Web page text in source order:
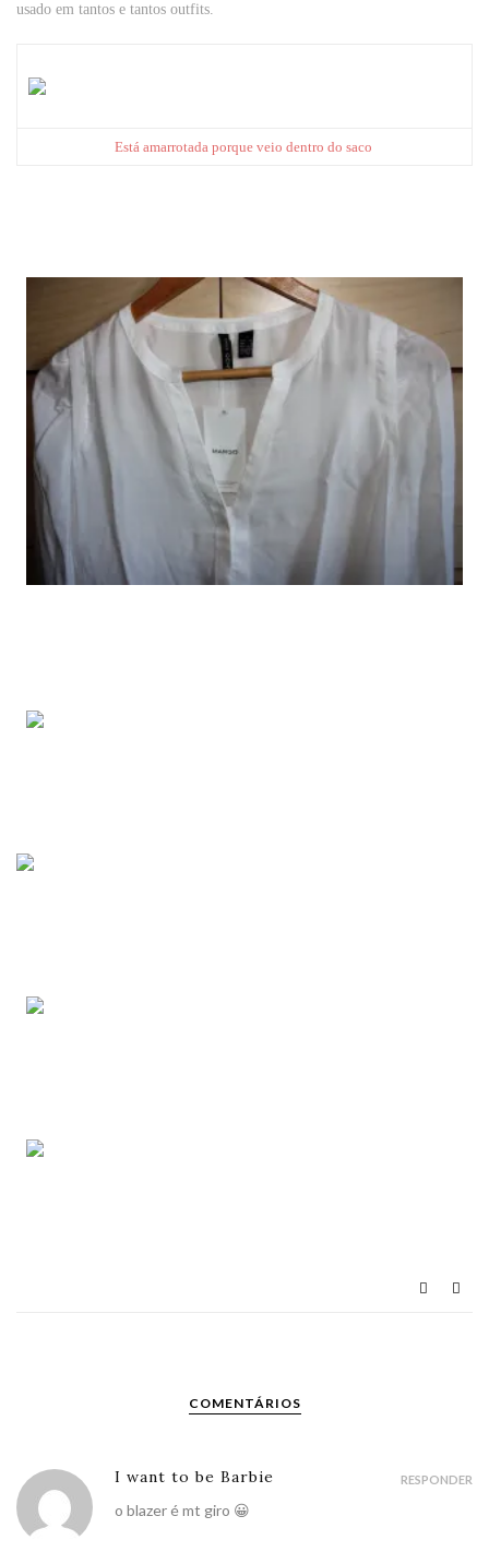
usado em tantos e tantos outfits.
Está amarrotada porque veio dentro do saco
COMENTÁRIOS
I want to be Barbie
o blazer é mt giro 😀
RESPONDER